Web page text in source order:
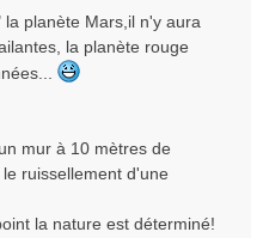
planète Mars,il n'y aura
la planète rouge
mur à 10 mètres de
ruissellement d'une
la nature est déterminé!